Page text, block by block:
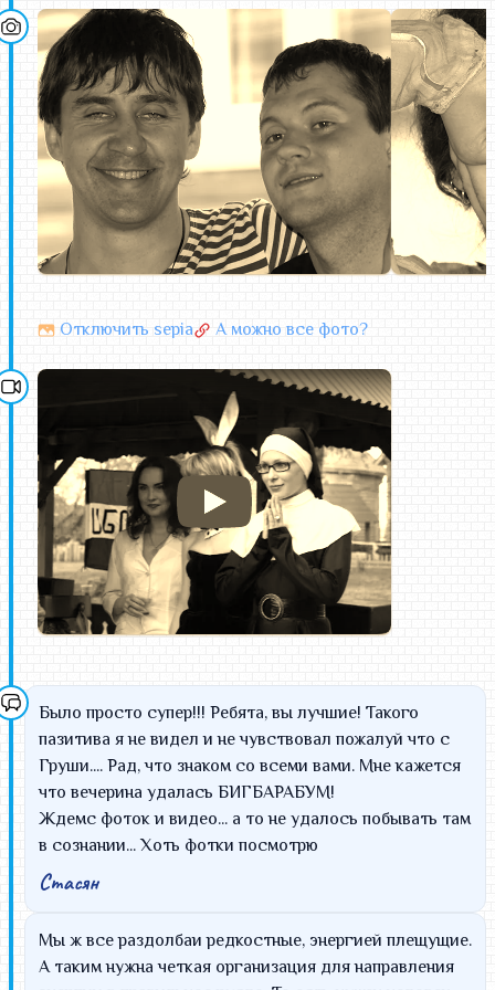
Очень хочется увидеть фото с этого мероприятия!
Мери
Петя, по дороге
"Ну почему все в мире измеряется отсосами, а мне
гордость не позволяет?!!!"
zaya
Шеееесть утра
А я уже в гавно
а я уже в гавно
Предлагаю назначить Петю с Дашей ведущими
концертной части, по известным причинам,
разумеется с их согласия. А также от всех желающих
и тех из которых креатифф так и прёт, принимать и
может даже рецензировать програмные номера и
другие атрибуты, произведения или какие-либо
выражения культурной программы!!! О!!! Что бы хоть
какая-то доля сюрприза была, общение по этому
вопросу вести по личке!!! У меня уже есть
пример всем остальным. А он, скажем, для
поддержания активности может оглашать список уже
принявших участие в создании культурной
программы.
казаться не такими уж и банальными идеями О! Бег в
Можно голыми одевать мешки как с низу (до пояса),
так и сверху (на голову), так бег в мешках с
Отключить sepia А можно все фото?
Было просто супер!!! Ребята, вы лучшие! Такого
пазитива я не видел и не чувствовал пожалуй что с
Груши.... Рад, что знаком со всеми вами. Мне кажется
что вечерина удалась БИГБАРАБУМ!
Ждемс фоток и видео... а то не удалось побывать там
в сознании... Хоть фотки посмотрю
Стасян
Мы ж все раздолбаи редкостные, энергией плещущие.
А таким нужна четкая организация для направления